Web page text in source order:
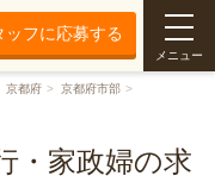
ッフに応募する
メニュー
京都府
京都府市部
・家政婦の求